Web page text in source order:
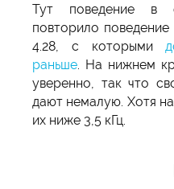
Тут поведение в
повторило поведение
4.28, с которыми
раньше . На нижнем
уверенно, так что
дают немалую. Хотя
их ниже 3,5 кГц.